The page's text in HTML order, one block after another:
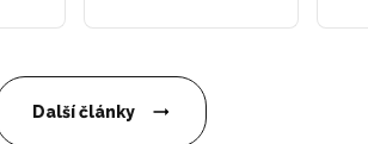
Další články